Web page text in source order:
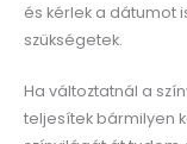
és kérlek a dátumot
szükségetek.
Ha változtatnál a
teljesítek bármilyen